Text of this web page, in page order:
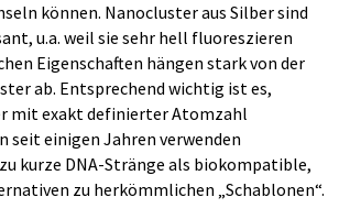
können. Nanocluster aus Silber sind
u.a. weil sie sehr hell fluoreszieren
Eigenschaften hängen stark von der
ab. Entsprechend wichtig ist es,
mit exakt definierter Atomzahl
seit einigen Jahren verwenden
kurze DNA-Stränge als biokompatible,
zu herkömmlichen „Schablonen“.